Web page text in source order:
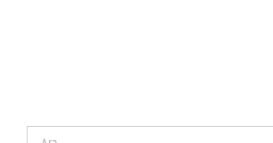
Search